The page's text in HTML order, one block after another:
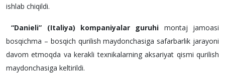
ishlab chiqildi.
“Danieli” (Italiya) kompaniyalar guruhi montaj jamoasi
bosqichma – bosqich qurilish maydonchasiga safarbarlik jarayoni
davom etmoqda va kerakli texnikalarning aksariyat qismi qurilish
maydonchasiga keltirildi.